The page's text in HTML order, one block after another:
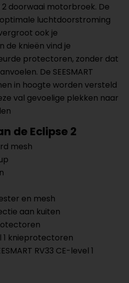
doorwaai motorbroek. De
luchtdoorstroming
ook je
de knieën vind je
protectoren, zonder dat
De SEESMART
in hoogte worden versteld
val gevoelige plekken naar
de Eclipse 2
mesh
en mesh
aan kuiten
1 knieprotectoren
RV33 CE-level 1